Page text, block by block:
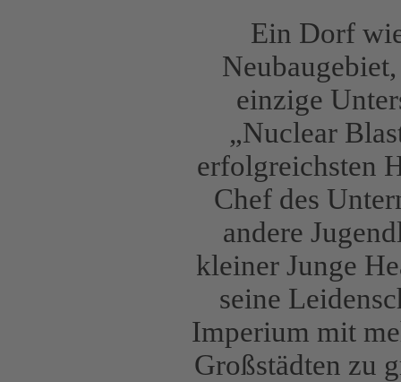
Ein Dorf
einzige
„Nuclear
erfolgreichsten
Chef des
andere
kleiner Junge
seine
Imperium mit
Großstädten zu